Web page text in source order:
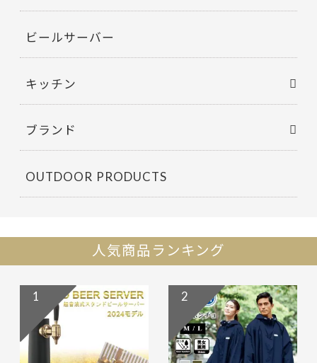
ビールサーバー
キッチン
ブランド
OUTDOOR PRODUCTS
人気商品ランキング
1 2